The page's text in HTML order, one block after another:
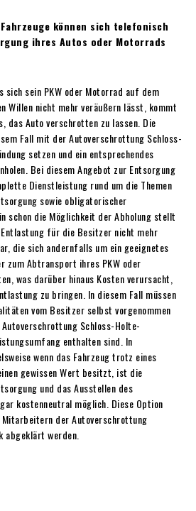
können sich telefonisch
ihres Autos oder Motorrads
sein PKW oder Motorrad auf dem
Willen nicht mehr veräußern lässt, kommt
das Auto verschrotten zu lassen. Die
Fall mit der Autoverschrottung Schloss-
setzen und ein entsprechendes
Bei diesem Angebot zur Entsorgung
Dienstleistung rund um die Themen
sowie obligatorischer
schon die Möglichkeit der Abholung stellt
für die Besitzer nicht mehr
die sich andernfalls um ein geeignetes
zum Abtransport ihres PKW oder
was darüber hinaus Kosten verursacht,
zu bringen. In diesem Fall müssen
vom Besitzer selbst vorgenommen
Schloss-Holte-
enthalten sind. In
wenn das Fahrzeug trotz eines
gewissen Wert besitzt, ist die
und das Ausstellen des
kostenneutral möglich. Diese Option
der Autoverschrottung
abgeklärt werden.